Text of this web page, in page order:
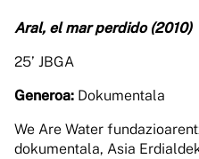
Aral, el mar perdido (2010)
25’ JBGA
Generoa: Dokumentala
We Are Water
dokumentala, Asia